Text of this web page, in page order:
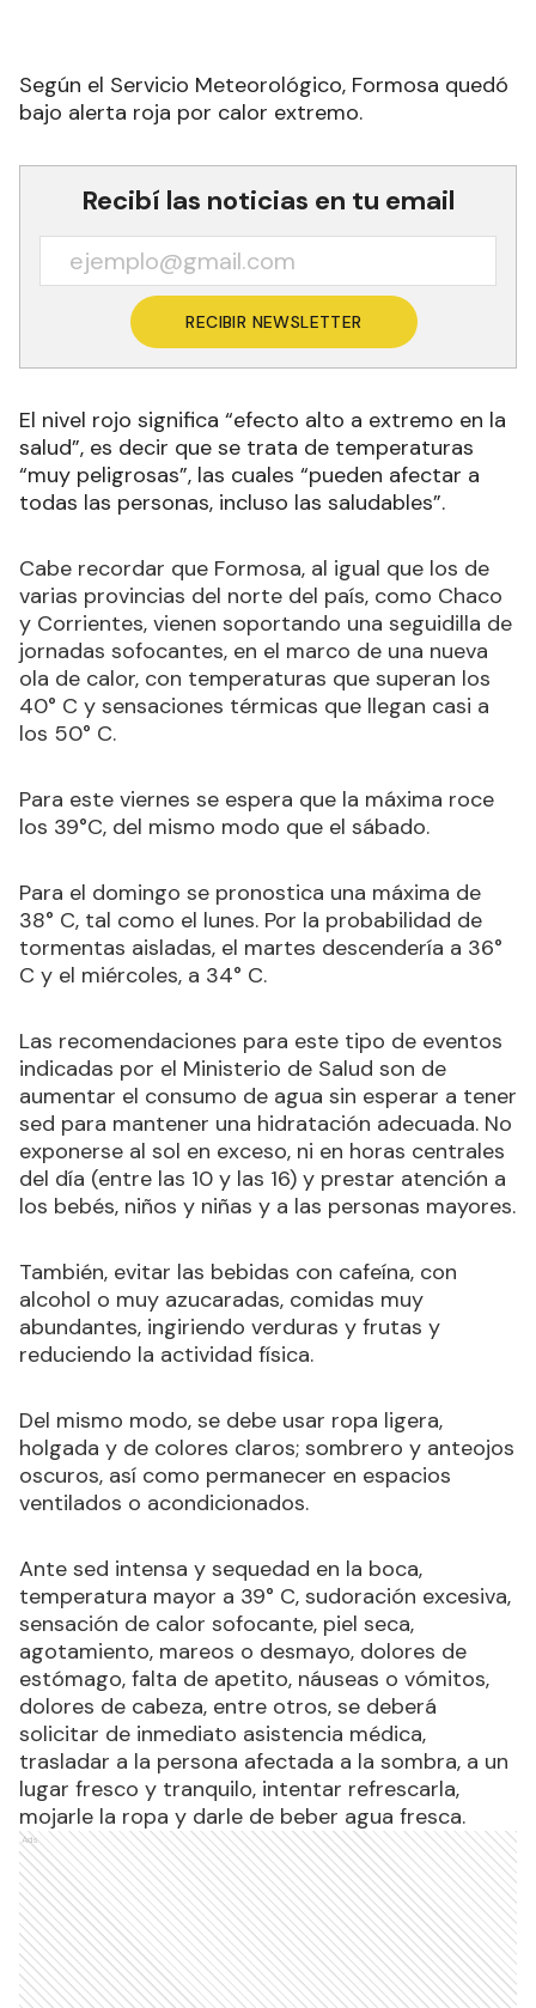
Según el Servicio Meteorológico, Formosa quedó
bajo alerta roja por calor extremo.
Recibí las noticias en tu email
RECIBIR NEWSLETTER
El nivel rojo significa “efecto alto a extremo en la
salud”, es decir que se trata de temperaturas
“muy peligrosas”, las cuales “pueden afectar a
todas las personas, incluso las saludables”.
Cabe recordar que Formosa, al igual que los de
varias provincias del norte del país, como Chaco
y Corrientes, vienen soportando una seguidilla de
jornadas sofocantes, en el marco de una nueva
ola de calor, con temperaturas que superan los
40° C y sensaciones térmicas que llegan casi a
los 50° C.
Para este viernes se espera que la máxima roce
los 39°C, del mismo modo que el sábado.
Para el domingo se pronostica una máxima de
38° C, tal como el lunes. Por la probabilidad de
tormentas aisladas, el martes descendería a 36°
C y el miércoles, a 34° C.
Las recomendaciones para este tipo de eventos
indicadas por el Ministerio de Salud son de
aumentar el consumo de agua sin esperar a tener
sed para mantener una hidratación adecuada. No
exponerse al sol en exceso, ni en horas centrales
del día (entre las 10 y las 16) y prestar atención a
los bebés, niños y niñas y a las personas mayores.
También, evitar las bebidas con cafeína, con
alcohol o muy azucaradas, comidas muy
abundantes, ingiriendo verduras y frutas y
reduciendo la actividad física.
Del mismo modo, se debe usar ropa ligera,
holgada y de colores claros; sombrero y anteojos
oscuros, así como permanecer en espacios
ventilados o acondicionados.
Ante sed intensa y sequedad en la boca,
temperatura mayor a 39° C, sudoración excesiva,
sensación de calor sofocante, piel seca,
agotamiento, mareos o desmayo, dolores de
estómago, falta de apetito, náuseas o vómitos,
dolores de cabeza, entre otros, se deberá
solicitar de inmediato asistencia médica,
trasladar a la persona afectada a la sombra, a un
lugar fresco y tranquilo, intentar refrescarla,
mojarle la ropa y darle de beber agua fresca.
Ads